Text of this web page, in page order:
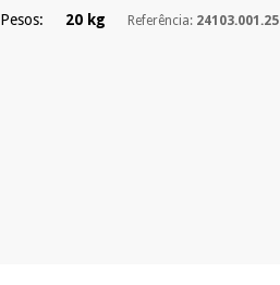
Pesos: 20 kg Referência: 24103.001.25